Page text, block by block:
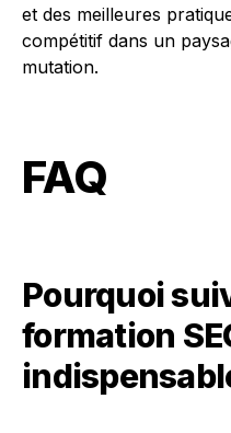
et des meilleures
compétitif dans un
mutation.
FAQ
Pourquoi
formation